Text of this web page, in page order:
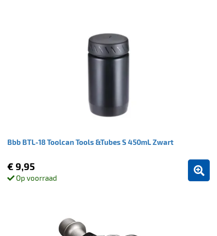
Bbb BTL-18 Toolcan Tools &Tubes S 450mL Zwart
€ 9,95
Op voorraad